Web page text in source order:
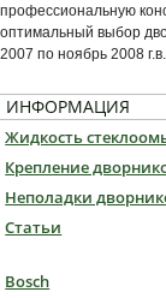
профессиональную
оптимальный выбор
2007 по ноябрь 2008 г.в.
ИНФОРМАЦИЯ
Жидкость
Крепление
Неполадки
Статьи
Bosch